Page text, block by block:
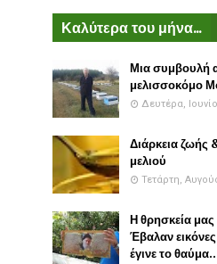
Καλύτερα του μήνα...
Μια συμβουλή
μελισσοκόμο
Δευτέρα,
Διάρκεια ζωής
μελιού
Τετάρτη,
Η θρησκεία μας
Έβαλαν
έγινε το